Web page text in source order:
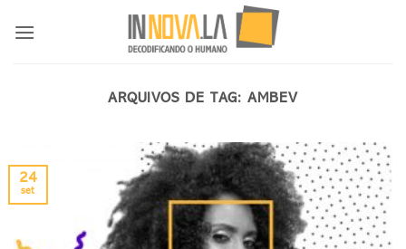
ARQUIVOS DE TAG: AMBEV
24
set